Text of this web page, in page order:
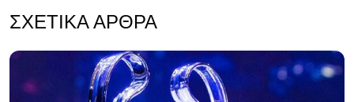
ΣΧΕΤΙΚΆ ΆΡΘΡΑ